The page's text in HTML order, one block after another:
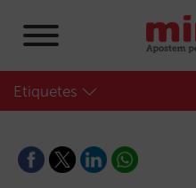
Etiquetes